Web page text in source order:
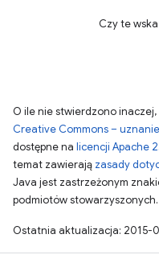
Czy te
O ile nie stwierdzono
Creative Commons –
dostępne na licencji Apache
temat zawierają zasady
Java jest zastrzeżonym
podmiotów stowarzyszonych.
Ostatnia aktualizacja: 2015-